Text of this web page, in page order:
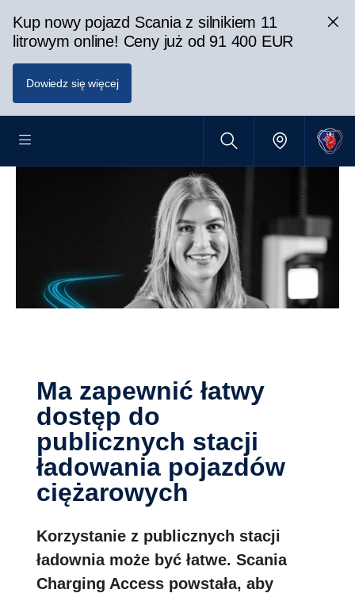
Kup nowy pojazd Scania z silnikiem 11
litrowym online! Ceny już od 91 400 EUR
Dowiedz się więcej
Ma zapewnić łatwy
dostęp do
publicznych stacji
ładowania pojazdów
ciężarowych
Korzystanie z publicznych stacji
ładownia może być łatwe. Scania
Charging Access powstała, aby